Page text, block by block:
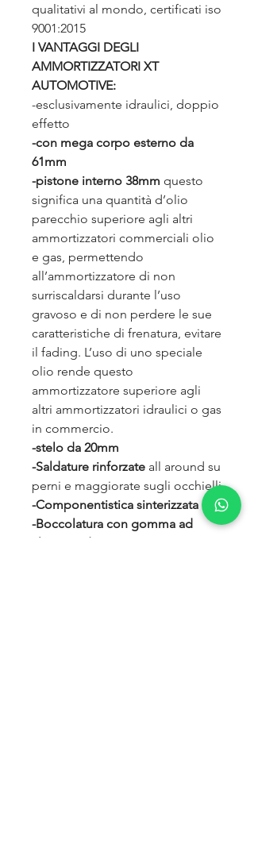
qualitativi al mondo, certificati iso
9001:2015
I VANTAGGI DEGLI
AMMORTIZZATORI XT
AUTOMOTIVE:
-esclusivamente idraulici, doppio
effetto
-con mega corpo esterno da
61mm
-pistone interno 38mm questo
significa una quantità d’olio
parecchio superiore agli altri
ammortizzatori commerciali olio
e gas, permettendo
all’ammortizzatore di non
surriscaldarsi durante l’uso
gravoso e di non perdere le sue
caratteristiche di frenatura, evitare
il fading. L’uso di uno speciale
olio rende questo
ammortizzatore superiore agli
altri ammortizzatori idraulici o gas
in commercio.
-stelo da 20mm
-Saldature rinforzate all around su
perni e maggiorate sugli occhielli
-Componentistica sinterizzata
-Boccolatura con gomma ad
altissima densità